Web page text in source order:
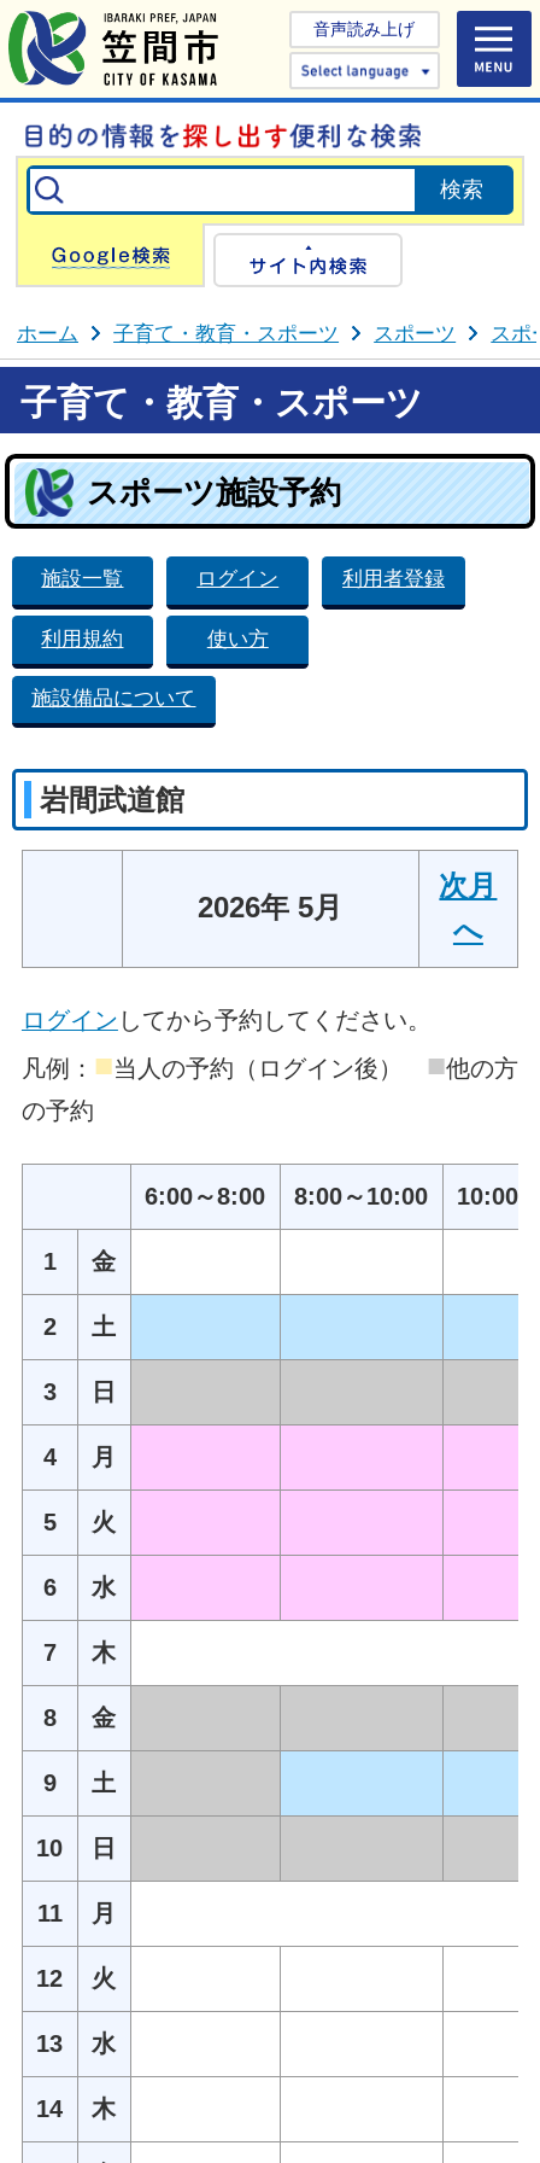
音声読み上げ
Select
Google検索
ホーム 子育て・教育・スポーツ スポーツ スポ
子育て・教育・スポーツ
スポーツ施設予約
施設一覧 ログイン 利用者登録
利用規約 使い方
施設備品について
岩間武道館
2026年 5月
次月
へ
ログイン してから予約してください。
凡例： ■当人の予約（ログイン後） ■他の方
の予約
6:00～8:00 8:00～10:00 10:00
1 金
2 土
3 日
4 月
5 火
6 水
7 木
8 金
9 土
10 日
11 月
12 火
13 水
14 木